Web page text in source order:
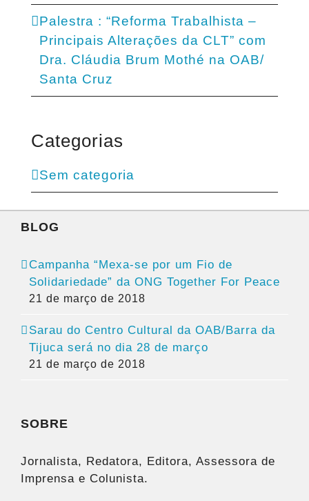
Palestra : “Reforma Trabalhista –
Principais Alterações da CLT” com
Dra. Cláudia Brum Mothé na OAB/
Santa Cruz
Categorias
Sem categoria
BLOG
Campanha “Mexa-se por um Fio de
Solidariedade” da ONG Together For Peace
21 de março de 2018
Sarau do Centro Cultural da OAB/Barra da
Tijuca será no dia 28 de março
21 de março de 2018
SOBRE
Jornalista, Redatora, Editora, Assessora de
Imprensa e Colunista.